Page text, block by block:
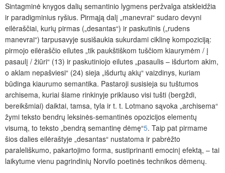
Sintagminė knygos dalių semantinio lygmens peržvalga atskleidžia
ir paradigminius ryšius. Pirmąją dalį „manevrai“ sudaro devyni
eilėraščiai, kurių pirmas („desantas“) ir paskutinis („rudens
manevrai“) tarpusavyje susišaukia sukurdami ciklinę kompoziciją:
pirmojo eilėraščio eilutes „tik paukštiškom tuščiom kiaurymėm / į
pasaulį / žiūri“ (13) ir paskutiniojo eilutes „pasaulis – išdurtom akim,
o aklam nepašviesi“ (24) sieja „išdurtų akių“ vaizdinys, kuriam
būdinga kiaurumo semantika. Pastaroji susisieja su tuštumos
archisema, kuriai šiame rinkinyje priklauso visi tušti (bergždi,
bereikšmiai) daiktai, tamsa, tyla ir t. t. Lotmano sąvoka „archisema“
žymi teksto bendrų leksinės-semantinės opozicijos elementų
visumą, to teksto „bendrą semantinę dėmę“5. Taip pat pirmame
šios dalies eilėraštyje „desantas“ nustatoma ir pabrėžto
paraleliškumo, pakartojimo forma, sustiprinanti emocinį efektą, – tai
laikytume vienu pagrindinių Norvilo poetinės technikos dėmenų.